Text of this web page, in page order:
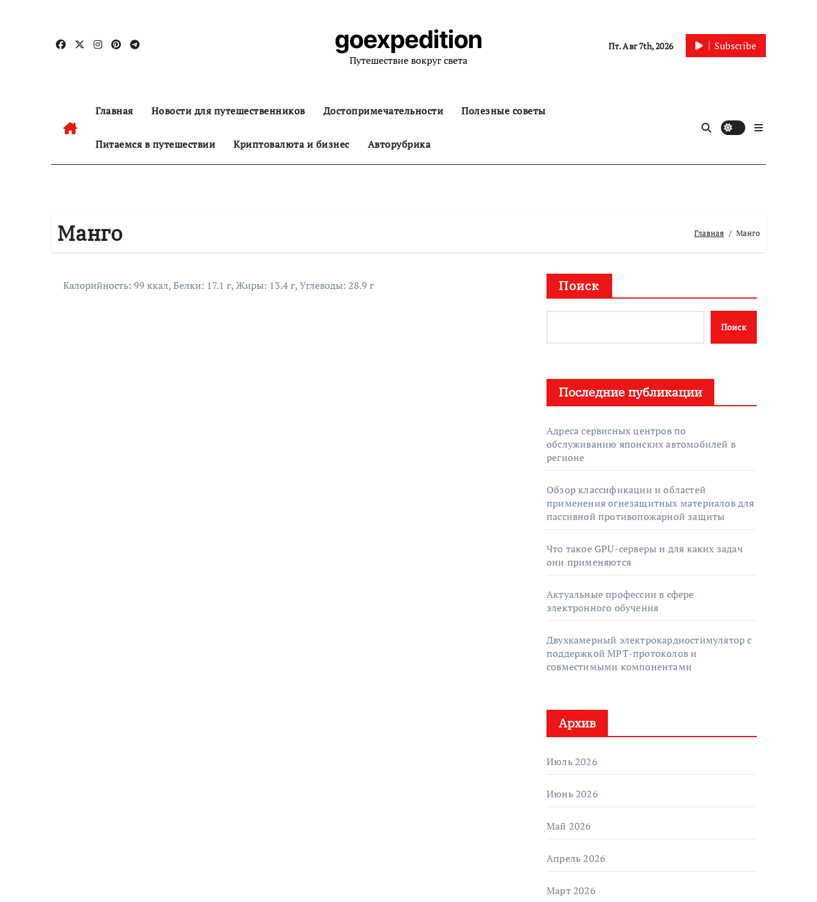
содержанию
goexpedition
Путешествие вокруг света
Пт. Авг 7th, 2026 Subscribe
Главная Новости для путешественников Достопримечательности Полезные советы
Питаемся в путешествии Криптовалюта и бизнес Авторубрика
Манго Главная Манго
Калорийность: 99 ккал, Белки: 17.1 г, Жиры: 13.4 г, Углеводы: 28.9 г Поиск
Поиск
Последние публикации
Адреса сервисных центров по
обслуживанию японских автомобилей в
регионе
Обзор классификации и областей
применения огнезащитных материалов для
пассивной противопожарной защиты
Что такое GPU-серверы и для каких задач
они применяются
Актуальные профессии в сфере
электронного обучения
Двухкамерный электрокардиостимулятор с
поддержкой МРТ-протоколов и
совместимыми компонентами
Архив
Июль 2026
Июнь 2026
Май 2026
Апрель 2026
Март 2026